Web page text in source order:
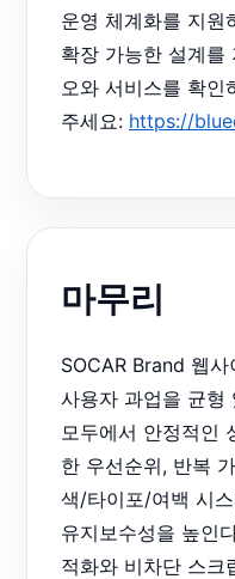
운영 체계화를 지원
확장 가능한 설계를
오와 서비스를 확인
주세요: https://
마무리
SOCAR Brand 웹
사용자 과업을 균형
모두에서 안정적인
한 우선순위, 반복
색/타이포/여백 시
유지보수성을 높인
적화와 비차단 스크